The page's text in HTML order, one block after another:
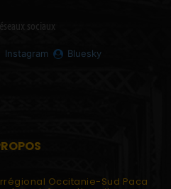
sociaux
Instagram Bluesky
Occitanie-Sud Paca